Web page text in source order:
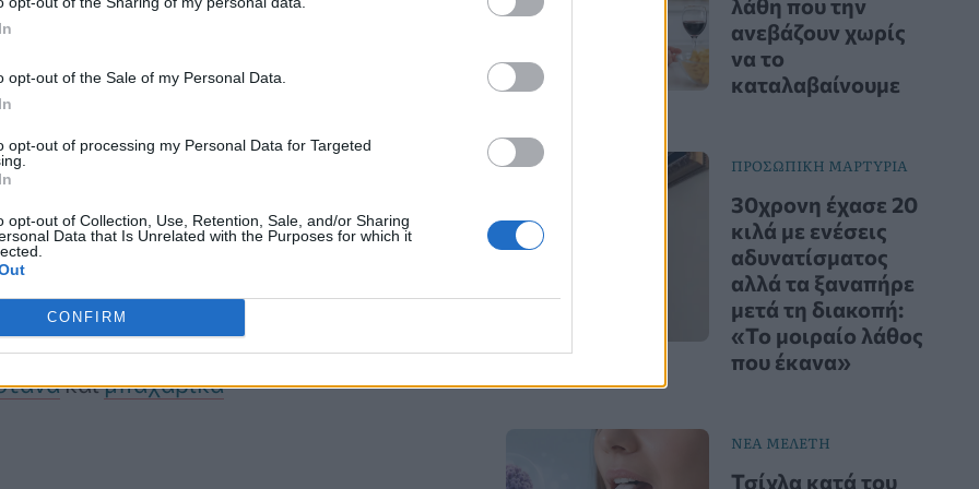
opt-out of the Sale of my Personal Data.
opt-out of processing my Personal Data for Targeted
opt-out of Collection, Use, Retention, Sale, and/or Sharing
Data that Is Unrelated with the Purposes for which it
CONFIRM
κάνετε στη διατροφή
υγεία του εγκεφάλου
καιμπαχαρικά
λάθη που την
ανεβάζουν χωρίς
να το
καταλαβαίνουμε
ΠΡΟΣΩΠΙΚΗ ΜΑΡΤΥΡΙΑ
30χρονη έχασε 20
κιλά με ενέσεις
αδυνατίσματος
αλλά τα ξαναπήρε
μετά τη διακοπή:
«Το μοιραίο λάθος
που έκανα»
ΝΕΑ ΜΕΛΕΤΗ
Τσίχλα κατά του